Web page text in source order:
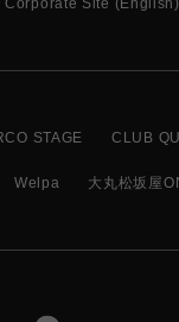
Corporate Site (English)
STAGE CLUB
Welpa 大丸松坂屋